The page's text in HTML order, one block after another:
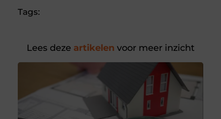
Tags:
Lees deze artikelen voor meer inzicht